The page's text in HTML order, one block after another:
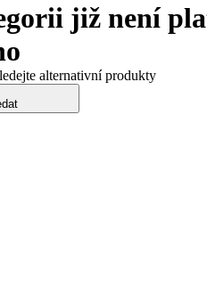
již není
alternativní produkty